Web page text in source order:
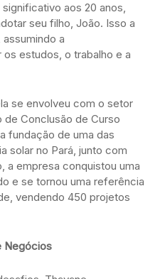
aos 20 anos,
seu filho, João. Isso a
a
estudos, o trabalho e a
se envolveu com o setor
de Conclusão de Curso
fundação de uma das
solar no Pará, junto com
a empresa conquistou uma
e se tornou uma referência
vendendo 450 projetos
Negócios